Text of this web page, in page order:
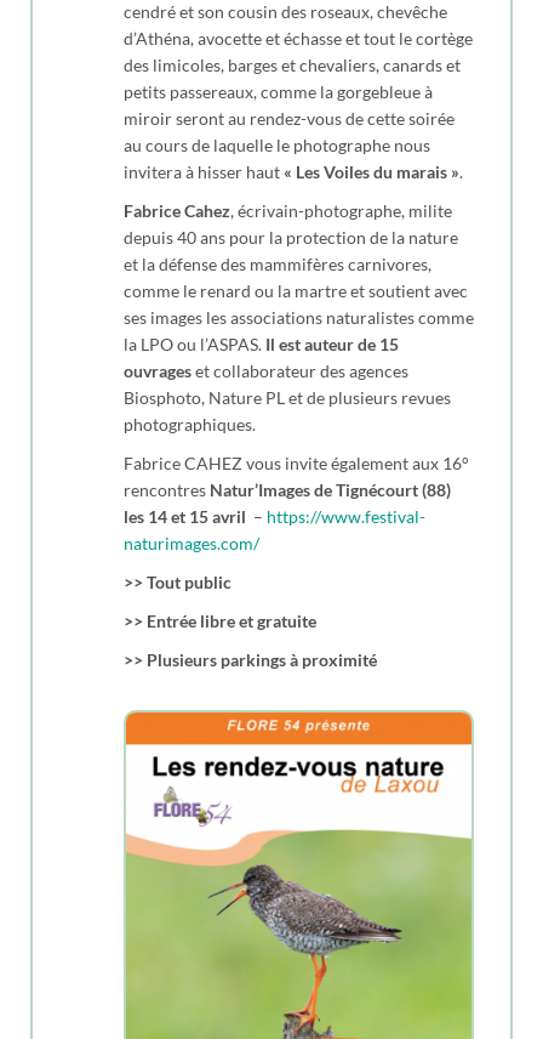
cendré et son cousin des roseaux, chevêche
d’Athéna, avocette et échasse et tout le cortège
des limicoles, barges et chevaliers, canards et
petits passereaux, comme la gorgebleue à
miroir seront au rendez-vous de cette soirée
au cours de laquelle le photographe nous
invitera à hisser haut « Les Voiles du marais ».
Fabrice Cahez, écrivain-photographe, milite
depuis 40 ans pour la protection de la nature
et la défense des mammifères carnivores,
comme le renard ou la martre et soutient avec
ses images les associations naturalistes comme
la LPO ou l’ASPAS. Il est auteur de 15
ouvrageset collaborateur des agences
Biosphoto, Nature PL et de plusieurs revues
photographiques.
Fabrice CAHEZ vous invite également aux 16°
rencontres Natur’Images de Tignécourt (88)
les 14 et 15 avril – https://www.festival-
naturimages.com/
>> Tout public
>> Entrée libre et gratuite
>> Plusieurs parkings à proximité